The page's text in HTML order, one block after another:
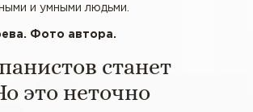
и умными людьми.
Фото автора.
станет
это неточно